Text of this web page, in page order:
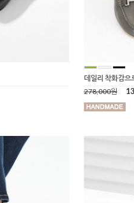
데일리 착화감으
278,000원